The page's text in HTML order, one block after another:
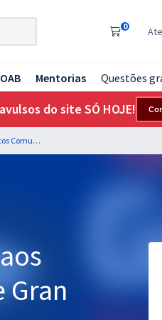
0
OAB Mentorias Questões
do site SÓ HOJE!
Prefeitura de Canoas - RS - Conhecimentos Básicos Comuns aos cargos de Nível Superior - Equipe Gran
Gran